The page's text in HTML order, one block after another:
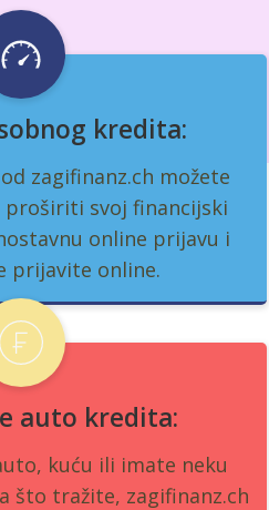
kredita:
zagifinanz.ch možete
proširiti svoj financijski
online prijavu i
prijavite online.
auto kredita:
kuću ili imate neku
što tražite, zagifinanz.ch